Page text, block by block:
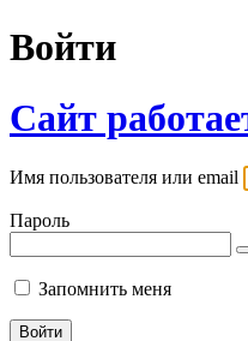
Войти
Сайт
Имя пользователя или email
Пароль
Запомнить меня